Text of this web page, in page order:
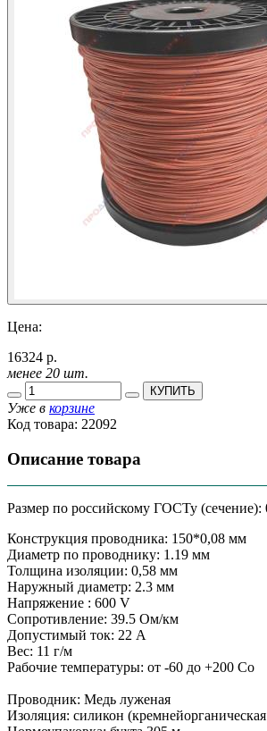
Цена:
16324 р.
менее 20 шт.
КУПИТЬ
Уже в корзине
Код товара: 22092
Описание товара
Размер по российскому ГОСТу (сечение):
Конструкция проводника: 150*0,08 мм
Диаметр по проводнику: 1.19 мм
Толщина изоляции: 0,58 мм
Наружный диаметр: 2.3 мм
Напряжение : 600 V
Сопротивление: 39.5 Ом/км
Допустимый ток: 22 А
Вес: 11 г/м
Рабочие температуры: от -60 до +200 Сo
Проводник: Медь луженая
Изоляция: силикон